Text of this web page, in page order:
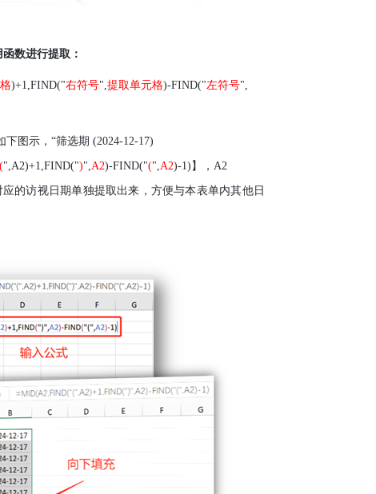
数进行提取：
)+1,FIND("右符号",提取单元格)-FIND("左符号",
下图示，“筛选期 (2024-12-17)
(",A2)+1,FIND(")",A2)-FIND("(",A2)-1) 】， A2
的访视日期单独提取出来，方便与本表单内其他日